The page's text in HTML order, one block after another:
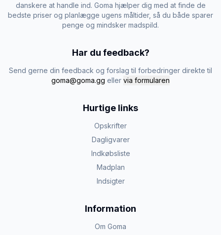
danskere at handle ind. Goma hjælper dig med at finde de
bedste priser og planlægge ugens måltider, så du både sparer
penge og mindsker madspild.
Har du feedback?
Send gerne din feedback og forslag til forbedringer direkte til
goma@goma.gg eller via formularen
Hurtige links
Opskrifter
Dagligvarer
Indkøbsliste
Madplan
Indsigter
Information
Om Goma